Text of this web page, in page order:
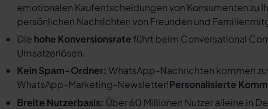
emotionalen Kaufentscheidungen von Konsumenten zu
persönlichen Nachrichten von Freunden und
Die hohe Konversionsrate führt beim Conversational
Umsatzerlösen.
Kein Spam-Ordner: WhatsApp-Nachrichten kommen
WhatsApp-Marketing-Newsletter!Personalisierte
Breite Nutzerbasis: Über 60 Millionen Nutzer alleine in